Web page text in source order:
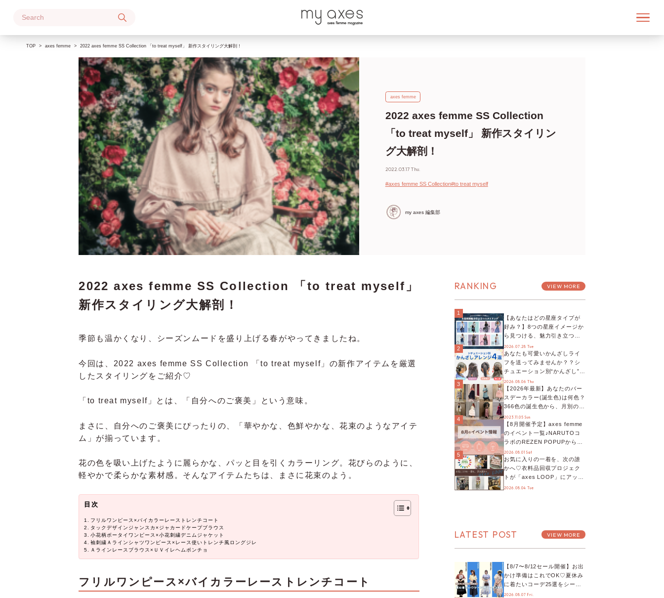
TOP axes femme 2022 axes femme SS Collection 「to treat myself」 新作スタイリング大解剖！
axes femme
2022 axes femme SS Collection
「to treat myself」 新作スタイリン
グ大解剖！
2022.03.17 Thu.
#axes femme SS Collection#to treat myself
my axes 編集部
2022 axes femme SS Collection 「to treat myself」
新作スタイリング大解剖！
季節も温かくなり、シーズンムードを盛り上げる春がやってきましたね。
今回は、2022 axes femme SS Collection 「to treat myself」の新作アイテムを厳選
したスタイリングをご紹介♡
「to treat myself」とは、「自分へのご褒美」という意味。
まさに、自分へのご褒美にぴったりの、「華やかな、色鮮やかな、花束のようなアイテ
ム」が揃っています。
花の色を吸い上げたように麗らかな、パッと目を引くカラーリング。花びらのように、
軽やかで柔らかな素材感。そんなアイテムたちは、まさに花束のよう。
目次
フリルワンピース×バイカラーレーストレンチコート
タックデザインジャンスカ×ジャカードケープブラウス
小花柄ボータイワンピース×小花刺繍デニムジャケット
袖刺繍Ａラインシャツワンピース×レース使いトレンチ風ロングジレ
Ａラインレースブラウス×ＵＶイレヘムポンチョ
フリルワンピース×バイカラーレーストレンチコート
RANKING VIEW MORE
1
【あなたはどの星座タイプが
好み？】8つの星座イメージか
ら見つける、魅力引き立つス
タイリング♡
2026.07.28 Tue
2
あなたも可愛いかんざしライ
フを送ってみませんか？？シ
チュエーション別“かんざし”の
オススメ【ショップスタッフ
編集部】
2026.08.06 Thu
3
【2026年最新】あなたのバー
スデーカラー(誕生色)は何色？
366色の誕生色から、月別の誕
生色、バースデーカラーコー
デまでご紹介♡
2023.11.05 Sun
4
【8月開催予定】axes femme
のイベント一覧♪NARUTOコ
ラボのREZEN POPUPから、
プチYour Stage.、ティーパー
ティまで！8月の特別なイベン
トをチェック◎
2026.08.01 Sat
5
お気に入りの一着を、次の誰
かへ♡衣料品回収プロジェク
トが「axes LOOP」にアップ
デート！活用するとポイント
2026.08.04 Tue
LATEST POST VIEW MORE
【8/7〜8/12セール開催】お出
かけ準備はこれでOK♡夏休み
に着たいコーデ25選をシーン
別に徹底解説！
2026.08.07 Fri.